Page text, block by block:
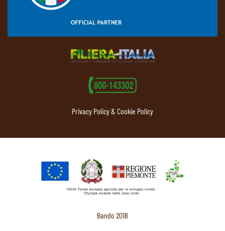
Privacy Policy & Cookie Policy
Bando 2018